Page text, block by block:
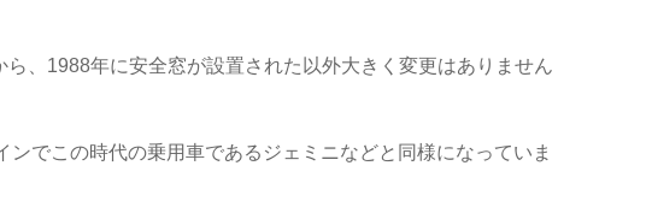
、1988年に安全窓が設置された以外大きく変更はありません
でこの時代の乗用車であるジェミニなどと同様になっていま